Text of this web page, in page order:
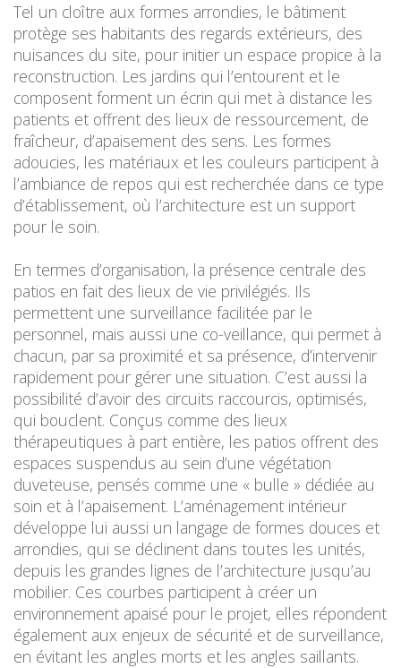
Tel un cloître aux formes arrondies, le bâtiment
protège ses habitants des regards extérieurs, des
nuisances du site, pour initier un espace propice à la
reconstruction. Les jardins qui l’entourent et le
composent forment un écrin qui met à distance les
patients et offrent des lieux de ressourcement, de
fraîcheur, d’apaisement des sens. Les formes
adoucies, les matériaux et les couleurs participent à
l’ambiance de repos qui est recherchée dans ce type
d’établissement, où l’architecture est un support
pour le soin.
En termes d’organisation, la présence centrale des
patios en fait des lieux de vie privilégiés. Ils
permettent une surveillance facilitée par le
personnel, mais aussi une co-veillance, qui permet à
chacun, par sa proximité et sa présence, d’intervenir
rapidement pour gérer une situation. C’est aussi la
possibilité d’avoir des circuits raccourcis, optimisés,
qui bouclent. Conçus comme des lieux
thérapeutiques à part entière, les patios offrent des
espaces suspendus au sein d’une végétation
duveteuse, pensés comme une « bulle » dédiée au
soin et à l’apaisement. L’aménagement intérieur
développe lui aussi un langage de formes douces et
arrondies, qui se déclinent dans toutes les unités,
depuis les grandes lignes de l’architecture jusqu’au
mobilier. Ces courbes participent à créer un
environnement apaisé pour le projet, elles répondent
également aux enjeux de sécurité et de surveillance,
en évitant les angles morts et les angles saillants.